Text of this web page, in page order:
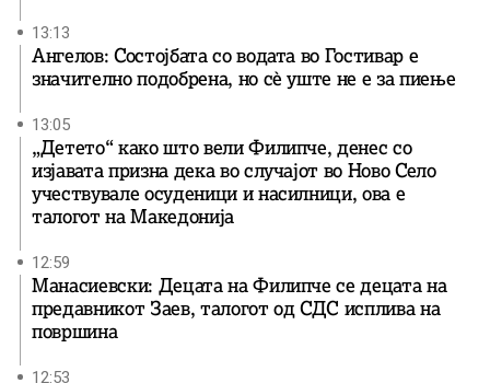
13:13
Ангелов: Состојбата со водата во Гостивар е
значително подобрена, но сè уште не е за пиење
13:05
„Детето“ како што вели Филипче, денес со
изјавата призна дека во случајот во Ново Село
учествувале осуденици и насилници, ова е
талогот на Македонија
12:59
Манасиевски: Децата на Филипче се децата на
предавникот Заев, талогот од СДС исплива на
површина
12:53